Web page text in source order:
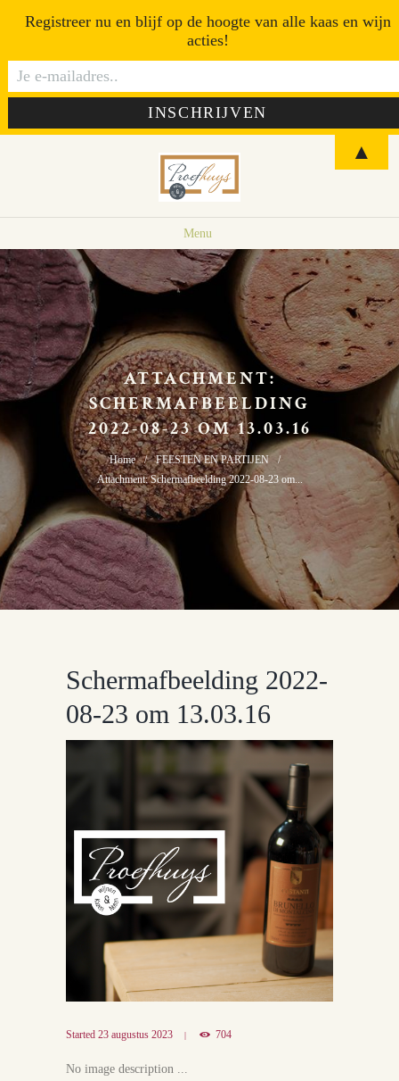
Menu
ATTACHMENT:
SCHERMAFBEELDING
2022-08-23 OM 13.03.16
Home
FEESTEN EN PARTIJEN
Attachment: Schermafbeelding 2022-08-23 om...
Schermafbeelding 2022-
08-23 om 13.03.16
Started 23 augustus 2023 704
No image description ...
Registreer nu en blijf op de hoogte van alle kaas en wijn
acties!
▲